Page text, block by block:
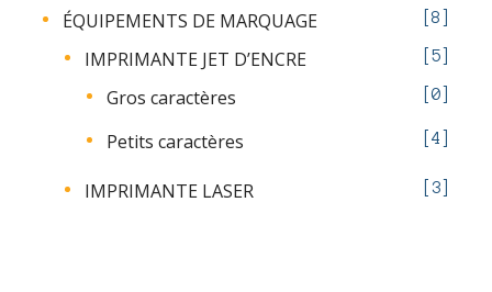
ÉQUIPEMENTS DE MARQUAGE 8
IMPRIMANTE JET D’ENCRE 5
Gros caractères 0
Petits caractères 4
IMPRIMANTE LASER 3